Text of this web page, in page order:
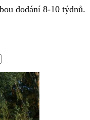
dodání 8-10 týdnů.